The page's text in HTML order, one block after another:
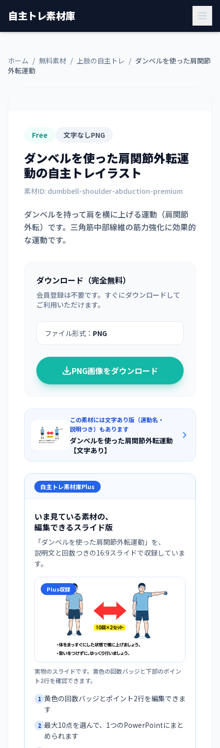
自主トレ素材庫
ホーム / 無料素材 / 上肢の自主トレ / ダンベルを使った肩関節
外転運動
Free 文字なしPNG
ダンベルを使った肩関節外転運
動の自主トレイラスト
素材ID: dumbbell-shoulder-abduction-premium
ダンベルを持って肩を横に上げる運動（肩関節
外転）です。三角筋中部線維の筋力強化に効果的
な運動です。
ダウンロード（完全無料）
会員登録は不要です。すぐにダウンロードして
ご利用いただけます。
ファイル形式： PNG
PNG画像をダウンロード
この素材には文字あり版（運動名・
説明つき）もあります
ダンベルを使った肩関節外転運動
【文字あり】
自主トレ素材庫Plus
いま見ている素材の、
編集できるスライド版
「ダンベルを使った肩関節外転運動 」を、
説明文と回数つきの16:9スライドで収録していま
す。
Plus収録
実物のスライドです。黄色の回数バッジと下部のポイン
ト2行を確認できます。
1 黄色の回数バッジとポイント2行を編集できま
す
2 最大10点を選んで、1つのPowerPointにまと
められます